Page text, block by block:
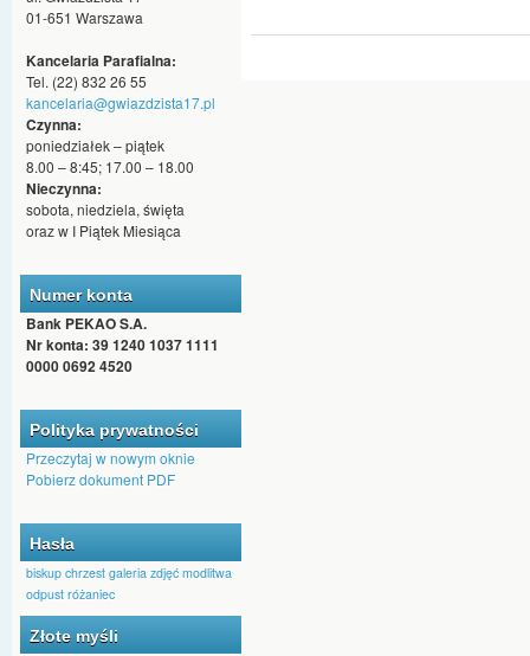
01-651 Warszawa
Kancelaria Parafialna:
Tel. (22) 832 26 55
kancelaria@gwiazdzista17.pl
Czynna:
poniedziałek – piątek
8.00 – 8:45; 17.00 – 18.00
Nieczynna:
sobota, niedziela, święta
oraz w I Piątek Miesiąca
Numer konta
Bank PEKAO S.A.
Nr konta: 39 1240 1037 1111
0000 0692 4520
Polityka prywatności
Przeczytaj w nowym oknie
Pobierz dokument PDF
Hasła
biskup chrzest galeria zdjęć modlitwa
odpust różaniec
Złote myśli